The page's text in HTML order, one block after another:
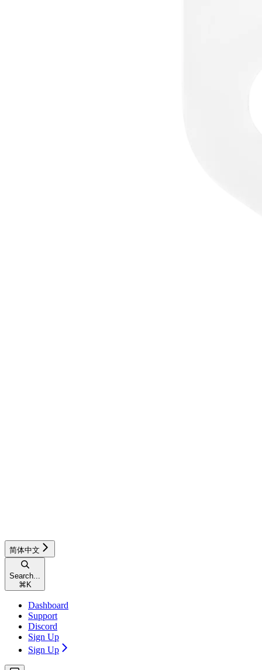
简体中文
Search...
⌘ K
Dashboard
Support
Discord
Sign Up
Sign Up